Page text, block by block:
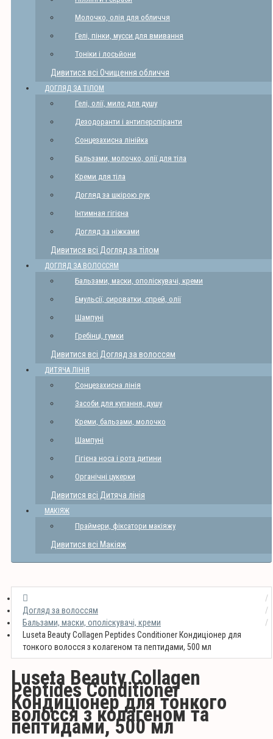
Молочко, олія для обличчя
Гелі, пінки, мусси для вмивання
Тоніки і лосьйони
Дивитися всі Очищення обличчя
ДОГЛЯД ЗА ТІЛОМ
Гелі, олії, мило для душу
Дезодоранти і антиперспіранти
Сонцезахисна лінійка
Бальзами, молочко, олії для тіла
Креми для тіла
Догляд за шкірою рук
Інтимная гігієна
Догляд за ніжками
Дивитися всі Догляд за тілом
ДОГЛЯД ЗА ВОЛОССЯМ
Бальзами, маски, ополіскувачі, креми
Емульсії, сироватки, спрей, олії
Шампуні
Гребінці, гумки
Дивитися всі Догляд за волоссям
ДИТЯЧА ЛІНІЯ
Сонцезахисна лінія
Засоби для купання, душу
Креми, бальзами, молочко
Шампуні
Гігієна носа і рота дитини
Органічні цукерки
Дивитися всі Дитяча лінія
МАКІЯЖ
Праймери, фіксатори макіяжу
Дивитися всі Макіяж
Догляд за волоссям
Бальзами, маски, ополіскувачі, креми
Luseta Beauty Collagen Peptides Conditioner Кондиціонер для
тонкого волосся з колагеном та пептидами, 500 мл
Luseta Beauty Collagen
Peptides Conditioner
Кондиціонер для тонкого
волосся з колагеном та
пептидами, 500 мл